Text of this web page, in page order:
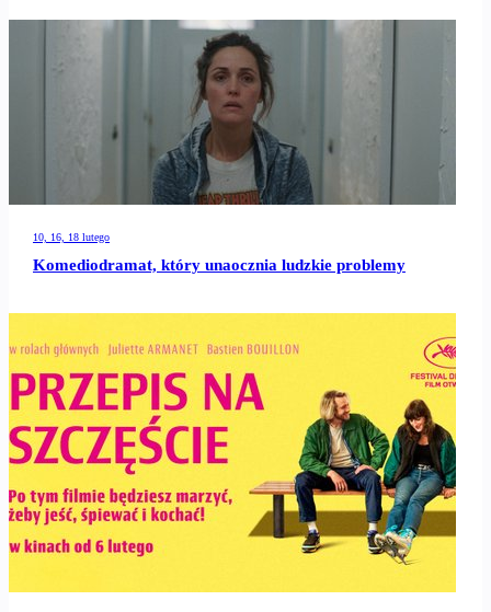
10, 16, 18 lutego
Komediodramat, który unaocznia ludzkie problemy